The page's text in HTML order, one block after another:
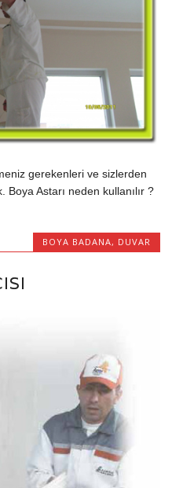
gerekenleri ve sizlerden
Boya Astarı neden kullanılır ?
BOYA BADANA, DUVAR